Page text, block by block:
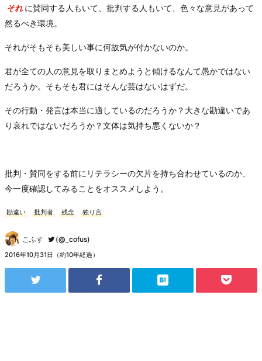
それ に賛同する人もいて、批判する人もいて、色々な意見があって
然るべき環境。
それがそもそも美しい事に何故気が付かないのか。
君が全ての人の意見を取りまとめようと傾けるなんて愚かではない
だろうか。そもそも君にはそんな芸はないはずだ。
その行動・発言は本当に適しているのだろうか？大きな勘違いであ
り哀れではないだろうか？文体は気持ち悪くないか？
批判・賛同をする前にリテラシーの欠片を持ち合わせているのか、
今一度確認してみることをオススメしよう。
勘違い 批判者 残念 独り言
こふす (@_cofus)
2016年10月31日（約10年経過）